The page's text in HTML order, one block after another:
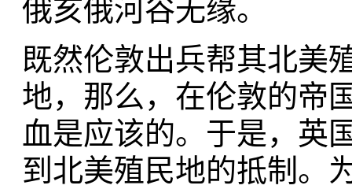
俄亥俄河谷无缘。
既然伦敦出兵帮其北美
地，那么，在伦敦的帝
血是应该的。于是，英
到北美殖民地的抵制。